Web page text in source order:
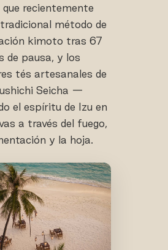
que recientemente
método de
kimoto tras 67
de pausa, y los
tés artesanales de
Seicha —
el espíritu de Izu en
a través del fuego,
y la hoja.